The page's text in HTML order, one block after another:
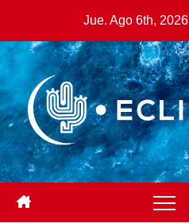
contenido
Jue. Ago 6th, 2026